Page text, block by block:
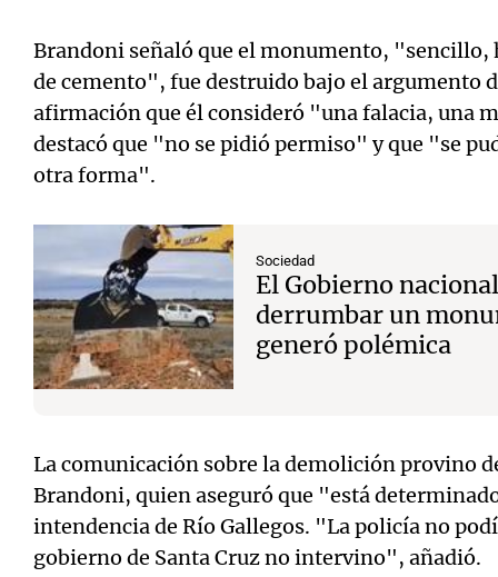
Brandoni señaló que el monumento, "sencillo,
de cemento", fue destruido bajo el argumento
afirmación que él consideró "una falacia, una
destacó que "no se pidió permiso" y que "se
otra forma".
Sociedad
El Gobierno
derrumbar un
generó polémica
La comunicación sobre la demolición provino
Brandoni, quien aseguró que "está
intendencia de Río Gallegos. "La policía no
gobierno de Santa Cruz no intervino", añadió.